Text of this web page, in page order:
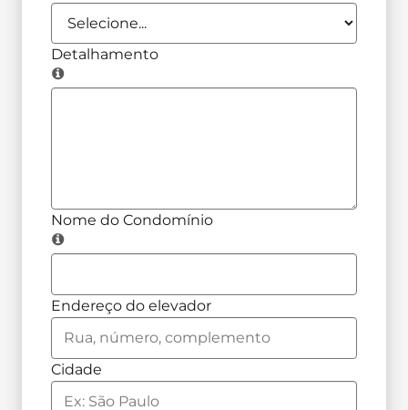
Detalhamento
Nome do Condomínio
Endereço do elevador
Cidade